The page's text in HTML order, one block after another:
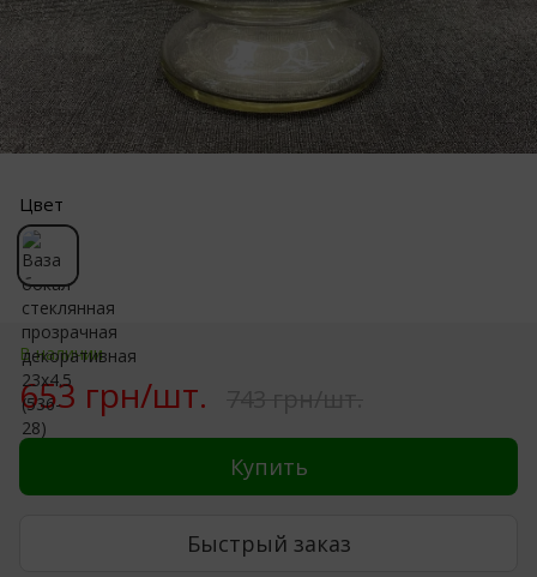
Цвет
В наличии
653 грн/шт.
Купить
Быстрый заказ